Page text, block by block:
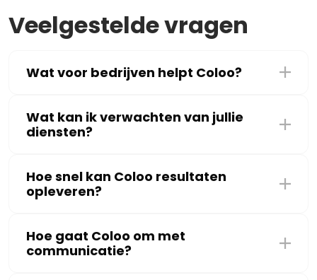
Veelgestelde vragen
Wat voor bedrijven helpt Coloo?
Wat kan ik verwachten van jullie
diensten?
Hoe snel kan Coloo resultaten
opleveren?
Hoe gaat Coloo om met
communicatie?